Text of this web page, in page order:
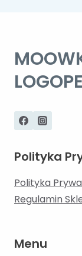
Polityka
Polityka
Regulamin
Menu